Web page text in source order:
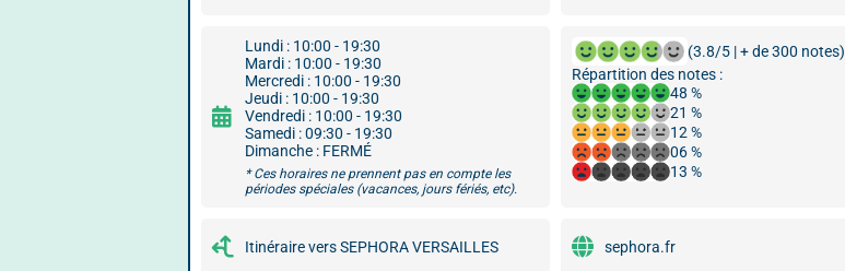
Lundi : 10:00 - 19:30
Mardi : 10:00 - 19:30
Mercredi : 10:00 - 19:30
Jeudi : 10:00 - 19:30
Vendredi : 10:00 - 19:30
Samedi : 09:30 - 19:30
Dimanche : FERMÉ
* Ces horaires ne prennent pas en compte les
périodes spéciales (vacances, jours fériés, etc).
(3.8/5 | + de 300 notes)
Répartition des notes :
48 %
21 %
12 %
06 %
13 %
Itinéraire vers SEPHORA VERSAILLES sephora.fr